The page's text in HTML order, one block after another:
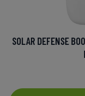
SOLAR DEFENSE